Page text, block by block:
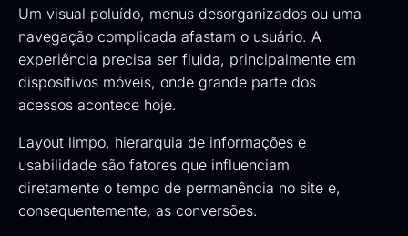
Um visual poluído, menus desorganizados ou uma
navegação complicada afastam o usuário. A
experiência precisa ser fluida, principalmente em
dispositivos móveis, onde grande parte dos
acessos acontece hoje.
Layout limpo, hierarquia de informações e
usabilidade são fatores que influenciam
diretamente o tempo de permanência no site e,
consequentemente, as conversões.